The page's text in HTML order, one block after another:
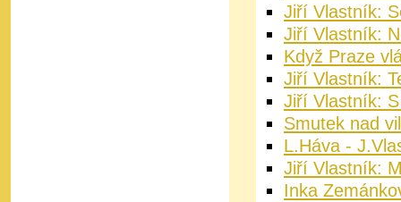
Jiří Vlastník:
Jiří Vlastník:
Když Praze
Jiří Vlastník:
Jiří Vlastník:
Smutek nad
L.Háva -
Jiří Vlastník:
Inka